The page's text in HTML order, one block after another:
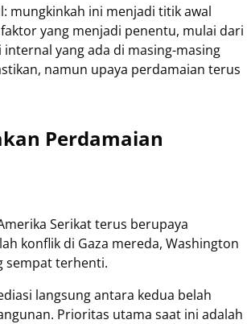
mungkinkah ini menjadi titik awal
yang menjadi penentu, mulai dari
yang ada di masing-masing
namun upaya perdamaian terus
Perdamaian
Serikat terus berupaya
konflik di Gaza mereda, Washington
sempat terhenti.
langsung antara kedua belah
Prioritas utama saat ini adalah